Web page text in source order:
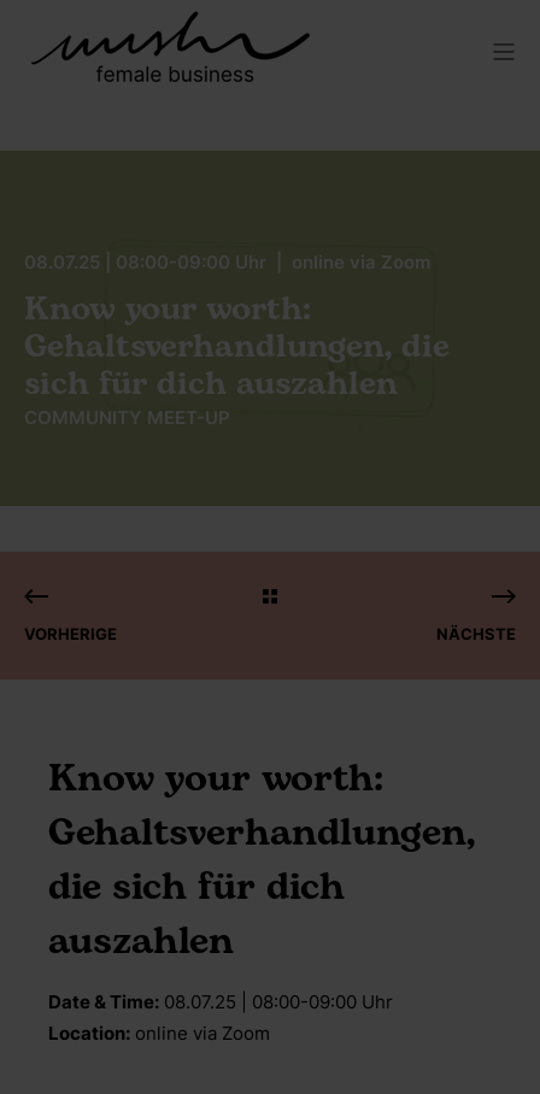
08.07.25 | 08:00-09:00 Uhr | online via Zoom
Know your worth:
Gehaltsverhandlungen, die
sich für dich auszahlen
COMMUNITY MEET-UP
VORHERIGE NÄCHSTE
Know your worth:
Gehaltsverhandlungen,
die sich für dich
auszahlen
Date & Time: 08.07.25 | 08:00-09:00 Uhr
Location: online via Zoom